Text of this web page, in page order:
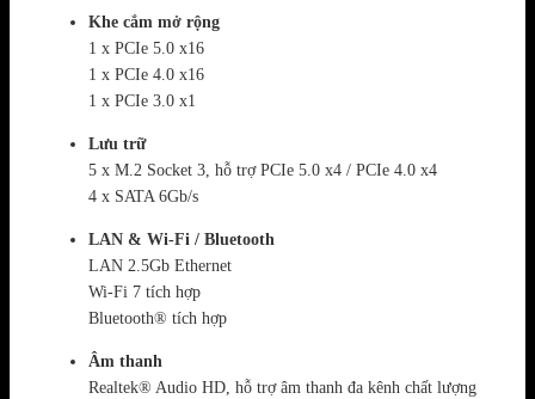
Khe cắm mở rộng
1 x PCIe 5.0 x16
1 x PCIe 4.0 x16
1 x PCIe 3.0 x1
Lưu trữ
5 x M.2 Socket 3, hỗ trợ PCIe 5.0 x4 / PCIe 4.0 x4
4 x SATA 6Gb/s
LAN & Wi-Fi / Bluetooth
LAN 2.5Gb Ethernet
Wi-Fi 7 tích hợp
Bluetooth® tích hợp
Âm thanh
Realtek® Audio HD, hỗ trợ âm thanh đa kênh chất lượng